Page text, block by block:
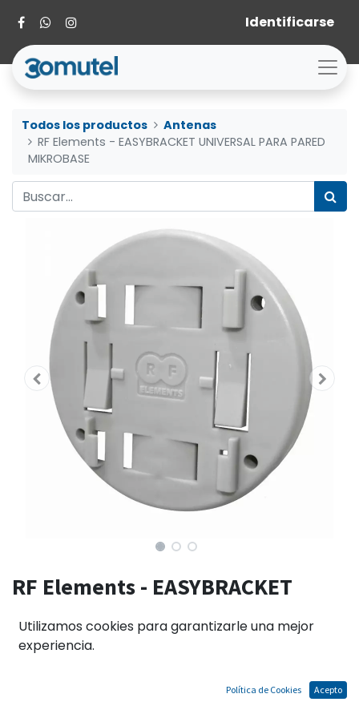
Identificarse
Todos los productos
Antenas
RF Elements - EASYBRACKET UNIVERSAL PARA PARED
MIKROBASE
RF Elements - EASYBRACKET
MIKROBASE
Utilizamos cookies para garantizarle una mejor
experiencia.
Política de Cookies Acepto